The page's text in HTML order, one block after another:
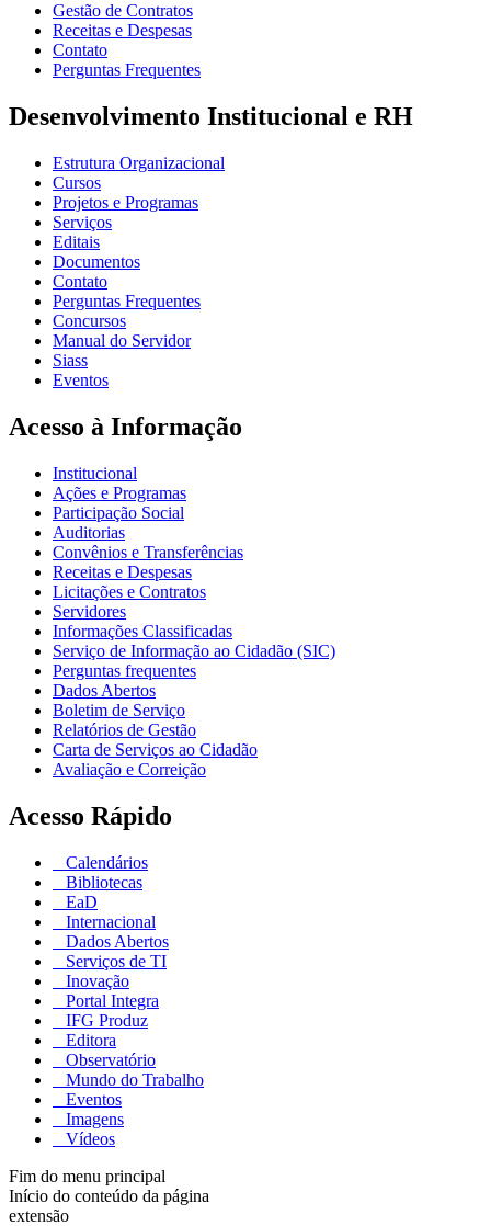
Gestão de Contratos
Receitas e Despesas
Contato
Perguntas Frequentes
Desenvolvimento Institucional e RH
Estrutura Organizacional
Cursos
Projetos e Programas
Serviços
Editais
Documentos
Contato
Perguntas Frequentes
Concursos
Manual do Servidor
Siass
Eventos
Acesso à Informação
Institucional
Ações e Programas
Participação Social
Auditorias
Convênios e Transferências
Receitas e Despesas
Licitações e Contratos
Servidores
Informações Classificadas
Serviço de Informação ao Cidadão (SIC)
Perguntas frequentes
Dados Abertos
Boletim de Serviço
Relatórios de Gestão
Carta de Serviços ao Cidadão
Avaliação e Correição
Acesso Rápido
Calendários
Bibliotecas
EaD
Internacional
Dados Abertos
Serviços de TI
Inovação
Portal Integra
IFG Produz
Editora
Observatório
Mundo do Trabalho
Eventos
Imagens
Vídeos
Fim do menu principal
Início do conteúdo da página
extensão